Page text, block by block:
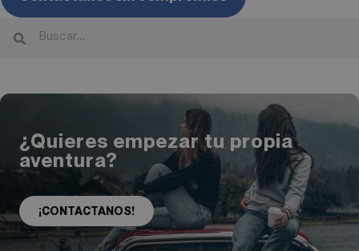
¿Quieres empezar tu propia
aventura?
¡CONTACTANOS!